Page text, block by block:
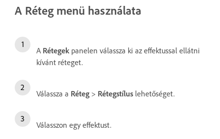
A Réteg menü használata
A Rétegek panelen válassza ki az effektussal ellátni
kívánt réteget.
Válassza a Réteg > Rétegstílus lehetőséget.
Válasszon egy effektust.